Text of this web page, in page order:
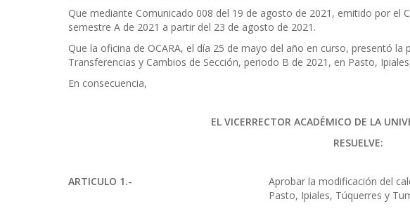
Que mediante Comunicado 008 del 19 de agosto de 2021, emitido por el
semestre A de 2021 a partir del 23 de agosto de 2021.
Que la oficina de OCARA, el día 25 de mayo del año en curso, presentó
Transferencias y Cambios de Sección, periodo B de 2021, en Pasto,
En consecuencia,
EL VICERRECTOR ACADÉMICO DE LA
RESUELVE:
ARTICULO 1.-
Aprobar la modificación del
Pasto, Ipiales, Túquerres y